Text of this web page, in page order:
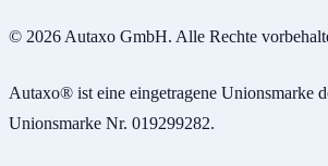
© 2026 Autaxo GmbH. Alle Rechte
Autaxo® ist eine eingetragene Unionsmarke
Unionsmarke Nr. 019299282.